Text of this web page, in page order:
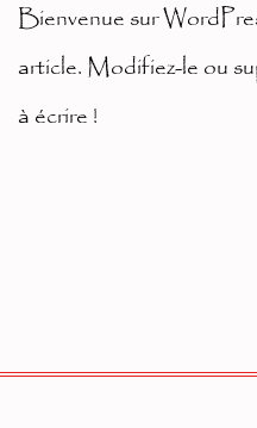
Bienvenue sur
article. Modifiez-le ou
à écrire !